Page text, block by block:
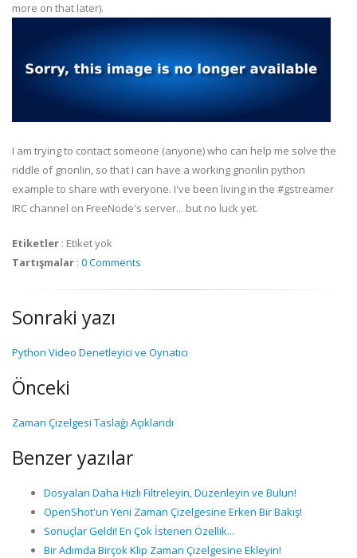
more on that later).
I am trying to contact someone (anyone) who can help me solve the
riddle of gnonlin, so that I can have a working gnonlin python
example to share with everyone. I've been living in the #gstreamer
IRC channel on FreeNode's server... but no luck yet.
Etiketler : Etiket yok
Tartışmalar : 0 Comments
Sonraki yazı
Python Video Denetleyici ve Oynatıcı
Önceki
Zaman Çizelgesi Taslağı Açıklandı
Benzer yazılar
Dosyaları Daha Hızlı Filtreleyin, Düzenleyin ve Bulun!
OpenShot'un Yeni Zaman Çizelgesine Erken Bir Bakış!
Sonuçlar Geldi! En Çok İstenen Özellik...
Bir Adımda Birçok Klip Zaman Çizelgesine Ekleyin!